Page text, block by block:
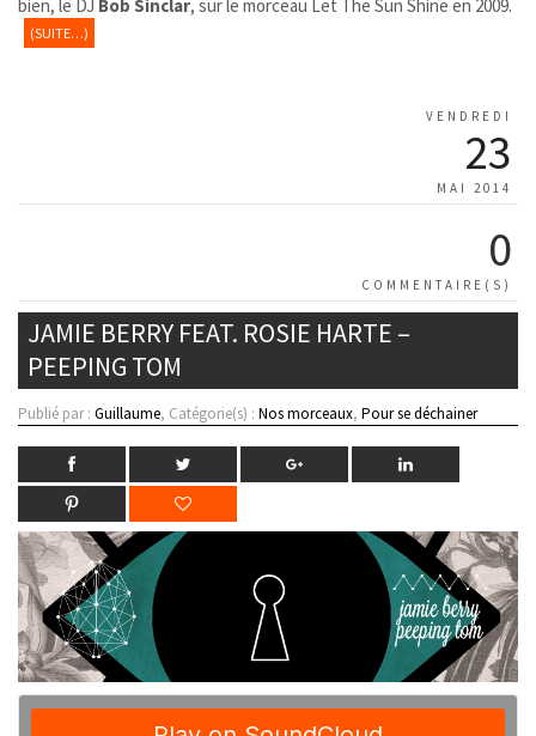
bien, le DJ Bob Sinclar, sur le morceau Let The Sun Shine en 2009.
(SUITE…)
VENDREDI
23
MAI 2014
0
COMMENTAIRE(S)
JAMIE BERRY FEAT. ROSIE HARTE –
PEEPING TOM
Publié par : Guillaume, Catégorie(s) : Nos morceaux, Pour se déchainer